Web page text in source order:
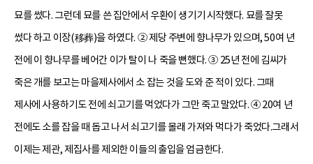
묘를 썼다. 그런데 묘를 쓴 집안에서 우환이 생기기 시작했다. 묘를 잘못
썼다 하고 이장(移葬)을 하였다. ② 제당 주변에 향나무가 있으며, 50여 년
전에 이 향나무를 베어간 이가 탈이 나 죽을 뻔했다. ③ 25년 전에 김씨가
죽은 개를 보고는 마을제사에서 소 잡는 것을 도와 준 적이 있다. 그때
제사에 사용하기도 전에 쇠고기를 먹었다가 그만 죽고 말았다. ④ 20여 년
전에도 소를 잡을 때 돕고 나서 쇠고기를 몰래 가져와 먹다가 죽었다.그래서
이제는 제관, 제집사를 제외한 이들의 출입을 엄금한다.